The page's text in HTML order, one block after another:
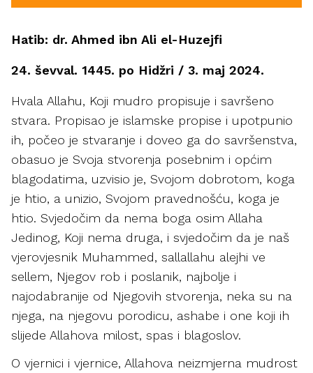
Hatib: dr. Ahmed ibn Ali el-Huzejfi
24. ševval. 1445. po Hidžri / 3. maj 2024.
Hvala Allahu, Koji mudro propisuje i savršeno
stvara. Propisao je islamske propise i upotpunio
ih, počeo je stvaranje i doveo ga do savršenstva,
obasuo je Svoja stvorenja posebnim i općim
blagodatima, uzvisio je, Svojom dobrotom, koga
je htio, a unizio, Svojom pravednošću, koga je
htio. Svjedočim da nema boga osim Allaha
Jedinog, Koji nema druga, i svjedočim da je naš
vjerovjesnik Muhammed, sallallahu alejhi ve
sellem, Njegov rob i poslanik, najbolje i
najodabranije od Njegovih stvorenja, neka su na
njega, na njegovu porodicu, ashabe i one koji ih
slijede Allahova milost, spas i blagoslov.
O vjernici i vjernice, Allahova neizmjerna mudrost